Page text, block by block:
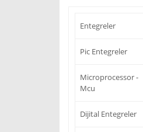
Entegreler
Pic Entegreler
Microprocessor -
Mcu
Dijital Entegreler